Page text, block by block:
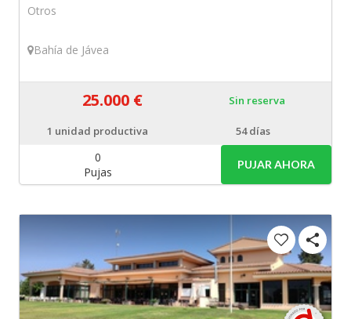
Otros
Bahía de Jávea
25.000 € Sin reserva
1 unidad productiva 54 días
0
Pujas
PUJAR AHORA